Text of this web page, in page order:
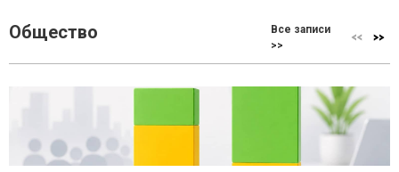
Общество
Все записи
>>